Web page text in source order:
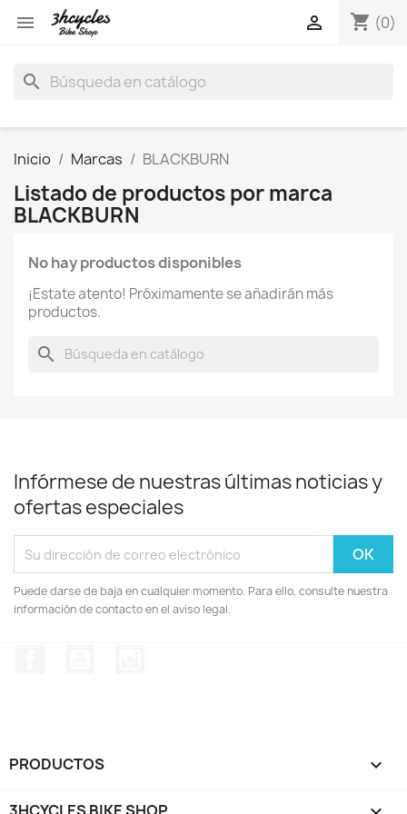
 shopping_cart (0)

search
Inicio Marcas BLACKBURN
Listado de productos por marca
BLACKBURN
No hay productos disponibles
¡Estate atento! Próximamente se añadirán más
productos.
search
Infórmese de nuestras últimas noticias y
ofertas especiales
Puede darse de baja en cualquier momento. Para ello, consulte nuestra
información de contacto en el aviso legal.
PRODUCTOS 